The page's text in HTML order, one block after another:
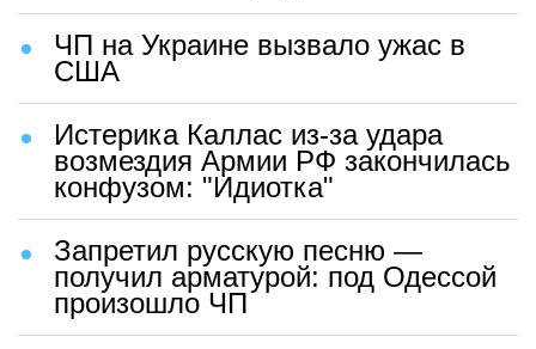
ЧП на Украине вызвало ужас в
США
Истерика Каллас из-за удара
возмездия Армии РФ закончилась
конфузом: "Идиотка"
Запретил русскую песню —
получил арматурой: под Одессой
произошло ЧП